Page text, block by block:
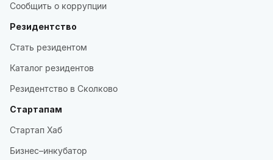
Сообщить о коррупции
Резидентство
Стать резидентом
Каталог резидентов
Резидентство в Сколково
Стартапам
Стартап Хаб
Бизнес–инкубатор